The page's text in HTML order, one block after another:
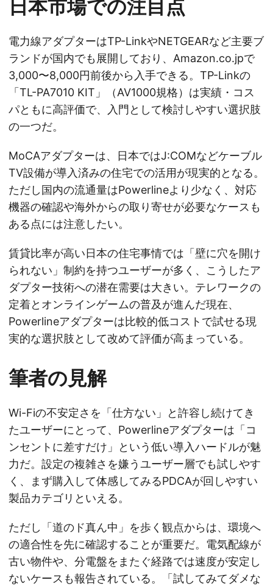
日本市場での注目点
電力線アダプターはTP-LinkやNETGEARなど主要ブ
ランドが国内でも展開しており、Amazon.co.jpで
3,000〜8,000円前後から入手できる。TP-Linkの
「TL-PA7010 KIT」（AV1000規格）は実績・コス
パともに高評価で、入門として検討しやすい選択肢
の一つだ。
MoCAアダプターは、日本ではJ:COMなどケーブル
TV設備が導入済みの住宅での活用が現実的となる。
ただし国内の流通量はPowerlineより少なく、対応
機器の確認や海外からの取り寄せが必要なケースも
ある点には注意したい。
賃貸比率が高い日本の住宅事情では「壁に穴を開け
られない」制約を持つユーザーが多く、こうしたア
ダプター技術への潜在需要は大きい。テレワークの
定着とオンラインゲームの普及が進んだ現在、
Powerlineアダプターは比較的低コストで試せる現
実的な選択肢として改めて評価が高まっている。
筆者の見解
Wi-Fiの不安定さを「仕方ない」と許容し続けてき
たユーザーにとって、Powerlineアダプターは「コ
ンセントに差すだけ」という低い導入ハードルが魅
力だ。設定の複雑さを嫌うユーザー層でも試しやす
く、まず購入して体感してみるPDCAが回しやすい
製品カテゴリといえる。
ただし「道のド真ん中」を歩く観点からは、環境へ
の適合性を先に確認することが重要だ。電気配線が
古い物件や、分電盤をまたぐ経路では速度が安定し
ないケースも報告されている。「試してみてダメな